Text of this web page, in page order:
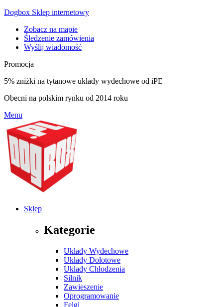
Dogbox Sklep internetowy
Zobacz na mapie
Śledzenie zamówienia
Wyślij wiadomość
Promocja
5% zniżki na tytanowe układy wydechowe od iPE
Obecni na polskim rynku od 2014 roku
Menu
Sklep
Kategorie
Układy Wydechowe
Układy Dolotowe
Układy Chłodzenia
Silnik
Zawieszenie
Oprogramowanie
Felgi